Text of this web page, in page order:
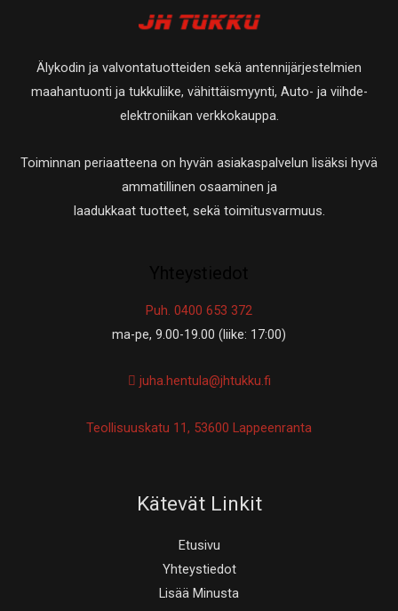
Älykodin ja valvontatuotteiden sekä antennijärjestelmien
maahantuonti ja tukkuliike, vähittäismyynti, Auto- ja viihde-
elektroniikan verkkokauppa.
Toiminnan periaatteena on hyvän asiakaspalvelun lisäksi hyvä
ammatillinen osaaminen ja
laadukkaat tuotteet, sekä toimitusvarmuus.
Puh. 0400 653 372
ma-pe, 9.00-19.00 (liike: 17:00)
juha.hentula@jhtukku.fi
Teollisuuskatu 11, 53600 Lappeenranta
Kätevät Linkit
Etusivu
Yhteystiedot
Lisää Minusta